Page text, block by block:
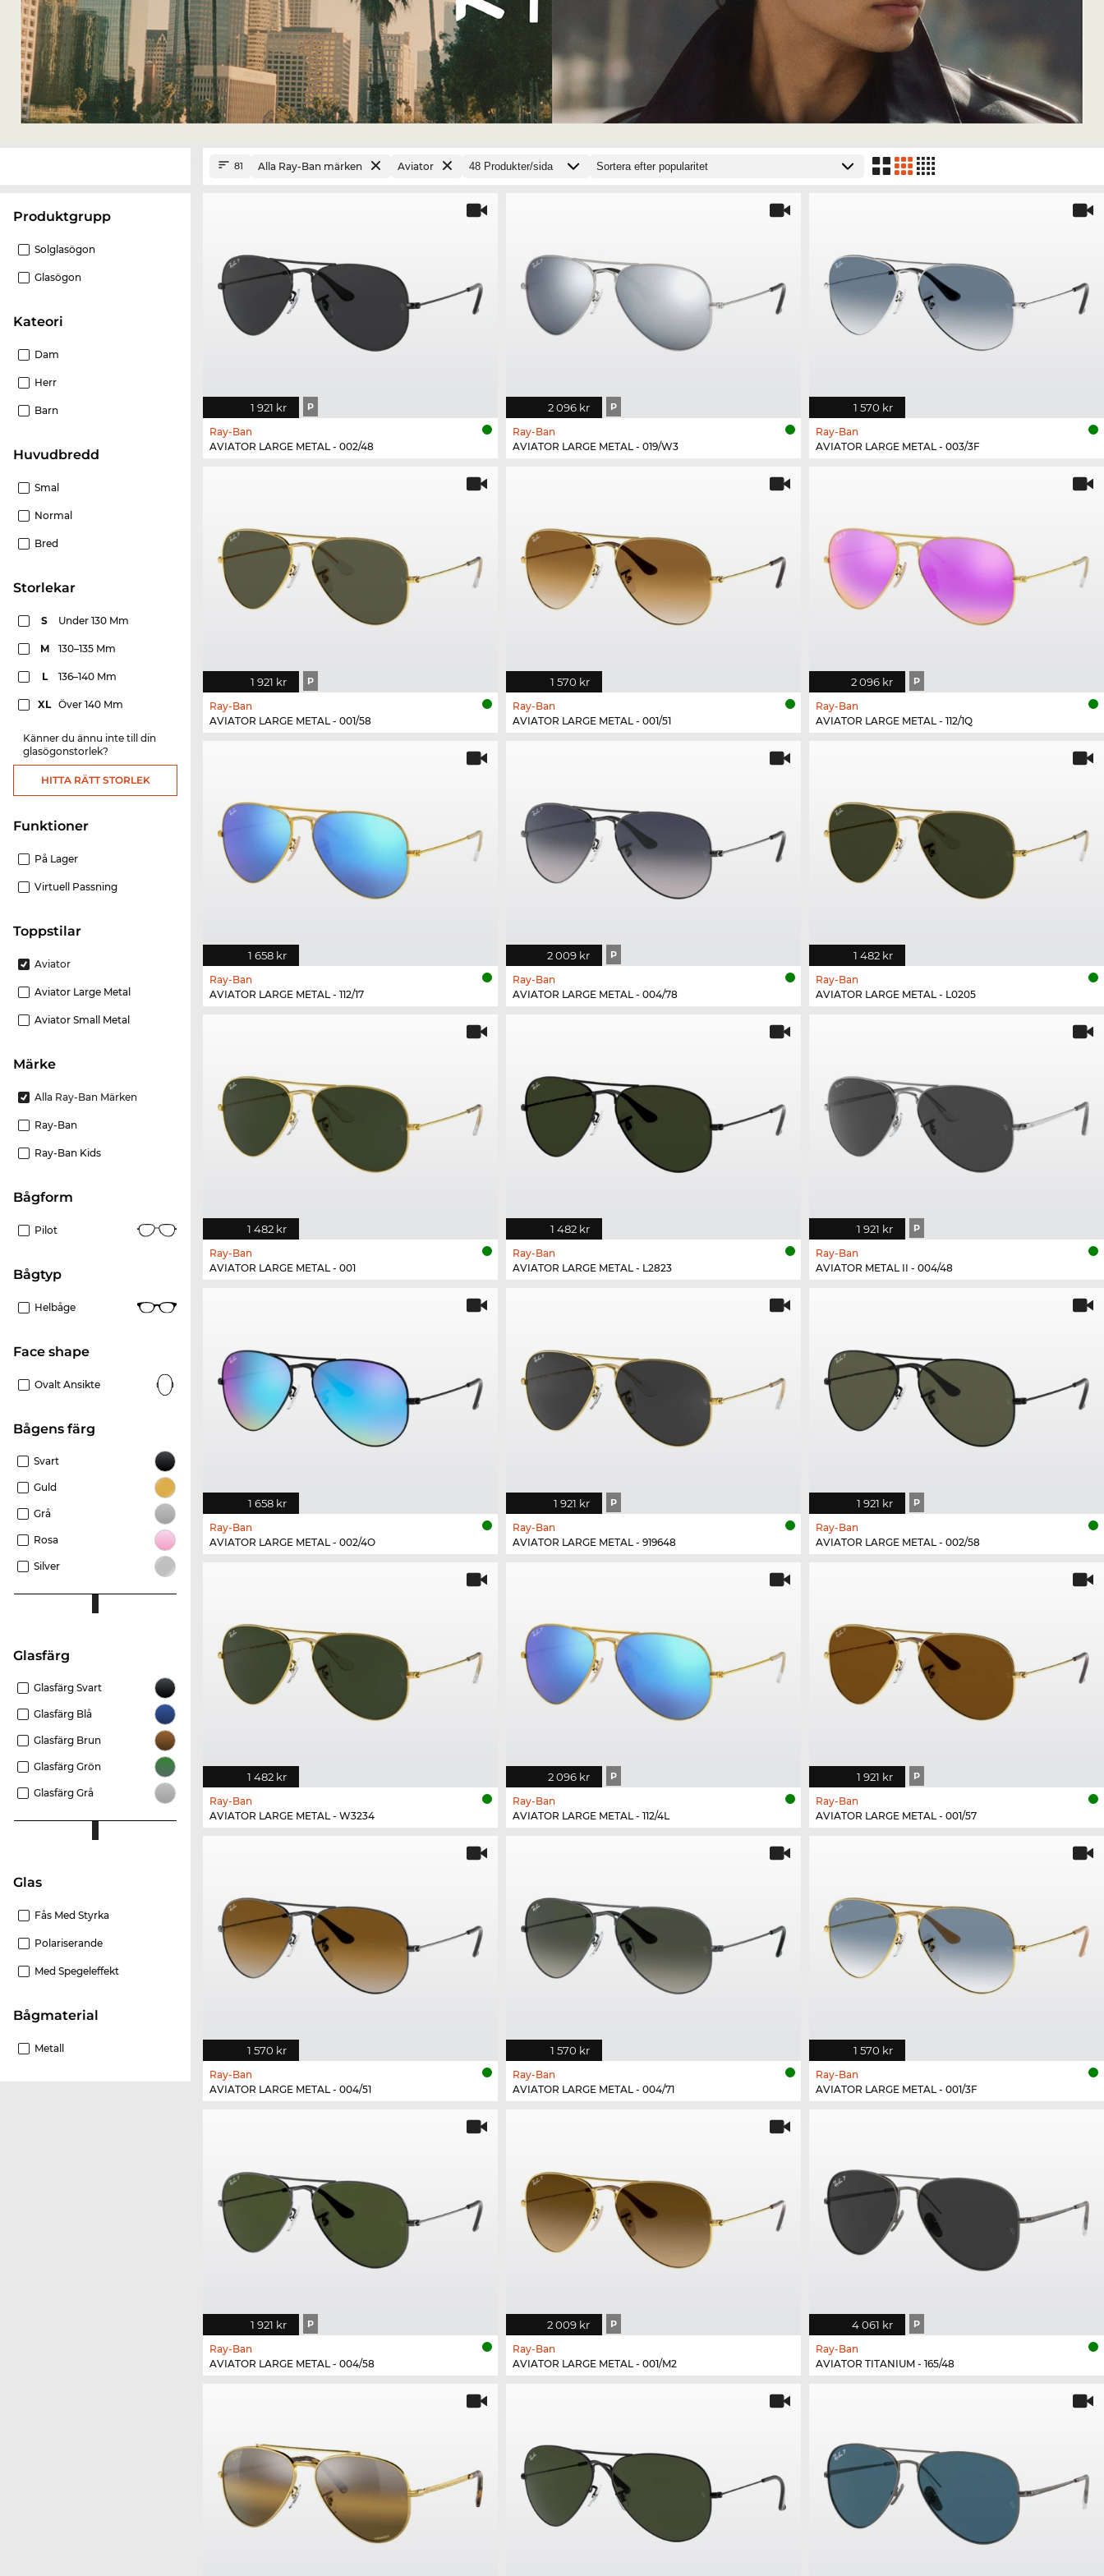
Produktgrupp
Solglasögon
Glasögon
Kateori
Dam
Herr
Barn
Huvudbredd
Smal
Normal
Bred
Storlekar
S Under 130 Mm
M 130–135 Mm
L 136–140 Mm
XL Över 140 Mm
Känner du ännu inte till din
glasögonstorlek?
HITTA RÄTT STORLEK
Funktioner
På Lager
Virtuell Passning
Toppstilar
Aviator
Aviator Large Metal
Aviator Small Metal
Märke
Alla Ray-Ban Märken
Ray-Ban
Ray-Ban Kids
bågform
Pilot
Bågtyp
Helbåge
Face shape
Ovalt Ansikte
Bågens färg
Svart
Guld
Grå
Rosa
Silver
Glasfärg
Glasfärg Svart
Glasfärg Blå
Glasfärg Brun
Glasfärg Grön
Glasfärg Grå
Glas
Fås Med Styrka
Polariserande
Med Spegeleffekt
Bågmaterial
Metall
81 Alla Ray-Ban märken Aviator
1 921 kr P
Ray-Ban
AVIATOR LARGE METAL - 002/48
2 096 kr P
Ray-Ban
AVIATOR LARGE METAL - 019/W3
1 570 kr
Ray-Ban
AVIATOR LARGE METAL - 003/3F
1 921 kr P
Ray-Ban
AVIATOR LARGE METAL - 001/58
1 570 kr
Ray-Ban
AVIATOR LARGE METAL - 001/51
2 096 kr P
Ray-Ban
AVIATOR LARGE METAL - 112/1Q
1 658 kr
Ray-Ban
AVIATOR LARGE METAL - 112/17
2 009 kr P
Ray-Ban
AVIATOR LARGE METAL - 004/78
1 482 kr
Ray-Ban
AVIATOR LARGE METAL - L0205
1 482 kr
Ray-Ban
AVIATOR LARGE METAL - 001
1 482 kr
Ray-Ban
AVIATOR LARGE METAL - L2823
1 921 kr P
Ray-Ban
AVIATOR METAL II - 004/48
1 658 kr
Ray-Ban
AVIATOR LARGE METAL - 002/4O
1 921 kr P
Ray-Ban
AVIATOR LARGE METAL - 919648
1 921 kr P
Ray-Ban
AVIATOR LARGE METAL - 002/58
1 482 kr
Ray-Ban
AVIATOR LARGE METAL - W3234
2 096 kr P
Ray-Ban
AVIATOR LARGE METAL - 112/4L
1 921 kr P
Ray-Ban
AVIATOR LARGE METAL - 001/57
1 570 kr
Ray-Ban
AVIATOR LARGE METAL - 004/51
1 570 kr
Ray-Ban
AVIATOR LARGE METAL - 004/71
1 570 kr
Ray-Ban
AVIATOR LARGE METAL - 001/3F
1 921 kr P
Ray-Ban
AVIATOR LARGE METAL - 004/58
2 009 kr P
Ray-Ban
AVIATOR LARGE METAL - 001/M2
4 061 kr P
Ray-Ban
AVIATOR TITANIUM - 165/48